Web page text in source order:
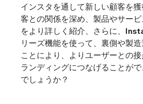
インスタを通して新しい顧客を
客との関係を深め、製品やサー
をより詳しく紹介、さらに、
リーズ機能を使って、裏側や製
ことにより、よりユーザーとの
ランディングにつなげることが
でしょうか？